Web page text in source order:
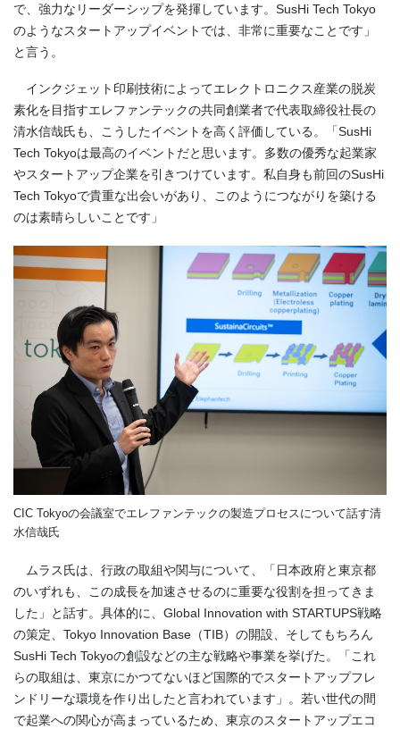
で、強力なリーダーシップを発揮しています。SusHi Tech Tokyo
のようなスタートアップイベントでは、非常に重要なことです」
と言う。
インクジェット印刷技術によってエレクトロニクス産業の脱炭
素化を目指すエレファンテックの共同創業者で代表取締役社長の
清水信哉氏も、こうしたイベントを高く評価している。「SusHi
Tech Tokyoは最高のイベントだと思います。多数の優秀な起業家
やスタートアップ企業を引きつけています。私自身も前回のSusHi
Tech Tokyoで貴重な出会いがあり、このようにつながりを築ける
のは素晴らしいことです」
CIC Tokyoの会議室でエレファンテックの製造プロセスについて話す清
水信哉氏
ムラス氏は、行政の取組や関与について、「日本政府と東京都
のいずれも、この成長を加速させるのに重要な役割を担ってきま
した」と話す。具体的に、Global Innovation with STARTUPS戦略
の策定、Tokyo Innovation Base（TIB）の開設、そしてもちろん
SusHi Tech Tokyoの創設などの主な戦略や事業を挙げた。「これ
らの取組は、東京にかつてないほど国際的でスタートアップフレ
ンドリーな環境を作り出したと言われています」。若い世代の間
で起業への関心が高まっているため、東京のスタートアップエコ